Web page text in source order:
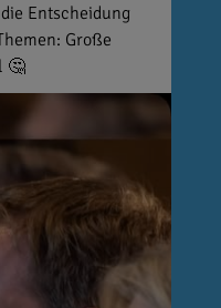
Entscheidung
Große
🤔